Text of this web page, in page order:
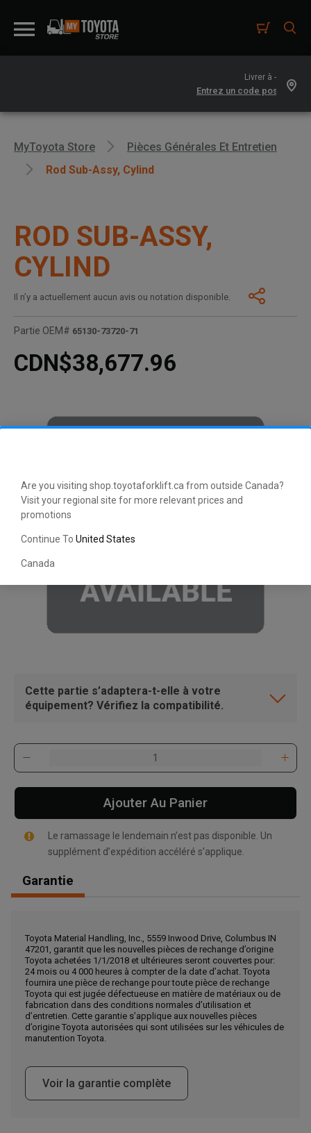
Are you visiting shop.toyotaforklift.ca from outside Canada?
Visit your regional site for more relevant prices and
promotions
Continue To United States
Canada
Livrer à -
Appelez maintenant
Envoyez un message au concessionnaire
Écrivez-nous
navigation supérieur pour rechercher un autre concessionnaire.
MyToyota Store
Pièces Générales Et Entretien
Rod Sub-Assy, Cylind
ROD SUB-ASSY,
CYLIND
Il n’y a actuellement aucun avis ou notation disponible.
Partie OEM# 65130-73720-71
CDN$38,677.96
Cette partie s’adaptera-t-elle à votre
équipement? Vérifiez la compatibilité.
Ajouter Au Panier
Le ramassage le lendemain n’est pas disponible. Un
supplément d’expédition accéléré s’applique.
Garantie
Toyota Material Handling, Inc., 5559 Inwood Drive, Columbus IN
47201, garantit que les nouvelles pièces de rechange d’origine
Toyota achetées 1/1/2018 et ultérieures seront couvertes pour:
24 mois ou 4 000 heures à compter de la date d’achat. Toyota
fournira une pièce de rechange pour toute pièce de rechange
Toyota qui est jugée défectueuse en matière de matériaux ou de
fabrication dans des conditions normales d’utilisation et
d’entretien. Cette garantie s’applique aux nouvelles pièces
d’origine Toyota autorisées qui sont utilisées sur les véhicules de
manutention Toyota.
Voir la garantie complète